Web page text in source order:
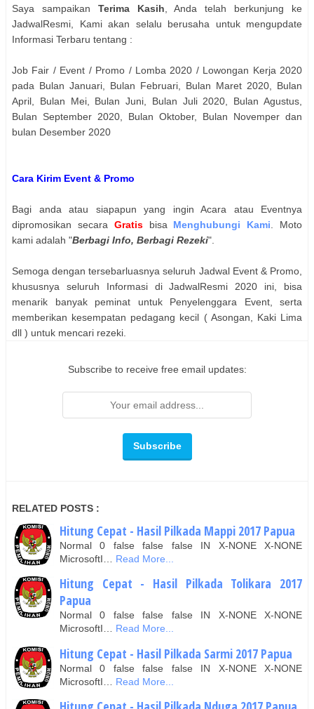
Saya sampaikan Terima Kasih , Anda telah berkunjung ke
JadwalResmi, Kami akan selalu berusaha untuk mengupdate
Informasi Terbaru tentang :
Job Fair / Event / Promo / Lomba 2020 / Lowongan Kerja 2020
pada Bulan Januari, Bulan Februari, Bulan Maret 2020, Bulan
April, Bulan Mei, Bulan Juni, Bulan Juli 2020, Bulan Agustus,
Bulan September 2020, Bulan Oktober, Bulan Novemper dan
bulan Desember 2020
Cara Kirim Event & Promo
Bagi anda atau siapapun yang ingin Acara atau Eventnya
dipromosikan secara Gratisbisa Menghubungi Kami . Moto
kami adalah "Berbagi Info, Berbagi Rezeki".
Semoga dengan tersebarluasnya seluruh Jadwal Event & Promo,
khususnya seluruh Informasi di JadwalResmi 2020 ini, bisa
menarik banyak peminat untuk Penyelenggara Event, serta
memberikan kesempatan pedagang kecil ( Asongan, Kaki Lima
dll ) untuk mencari rezeki.
Subscribe to receive free email updates:
RELATED POSTS :
Hitung Cepat - Hasil Pilkada Mappi 2017 Papua
Normal 0 false false false IN X-NONE X-NONE
MicrosoftI…
Read More...
Hitung Cepat - Hasil Pilkada Tolikara 2017
Papua
Normal 0 false false false IN X-NONE X-NONE
MicrosoftI…
Read More...
Hitung Cepat - Hasil Pilkada Sarmi 2017 Papua
Normal 0 false false false IN X-NONE X-NONE
MicrosoftI…
Read More...